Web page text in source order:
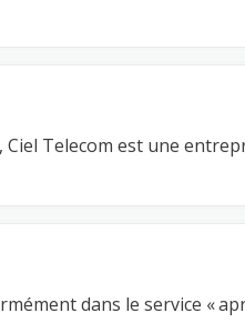
Telecom est une
dans le service «